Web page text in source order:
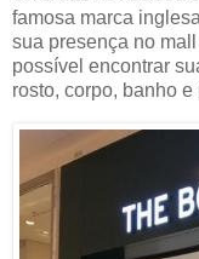
famosa marca
sua presença no
possível encontrar
rosto, corpo, banho e